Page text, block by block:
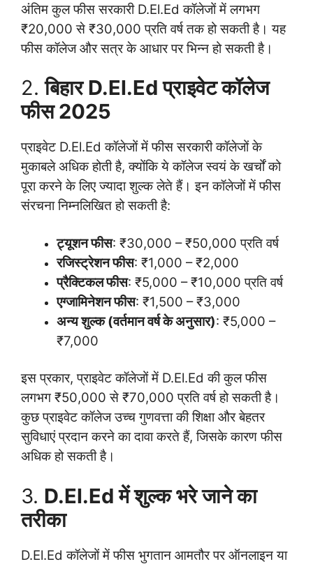
अंतिम कुल फीस सरकारी D.El.Ed कॉलेजों में लगभग
₹20,000 से ₹30,000 प्रति वर्ष तक हो सकती है। यह
फीस कॉलेज और सत्र के आधार पर भिन्न हो सकती है।
2.बिहार D.El.Ed प्राइवेट कॉलेज
फीस 2025
प्राइवेट D.El.Ed कॉलेजों में फीस सरकारी कॉलेजों के
मुकाबले अधिक होती है, क्योंकि ये कॉलेज स्वयं के खर्चों को
पूरा करने के लिए ज्यादा शुल्क लेते हैं। इन कॉलेजों में फीस
संरचना निम्नलिखित हो सकती है:
ट्यूशन फीस: ₹30,000 – ₹50,000 प्रति वर्ष
रजिस्ट्रेशन फीस: ₹1,000 – ₹2,000
प्रैक्टिकल फीस: ₹5,000 – ₹10,000 प्रति वर्ष
एग्जामिनेशन फीस: ₹1,500 – ₹3,000
अन्य शुल्क (वर्तमान वर्ष के अनुसार): ₹5,000 –
₹7,000
इस प्रकार, प्राइवेट कॉलेजों में D.El.Ed की कुल फीस
लगभग ₹50,000 से ₹70,000 प्रति वर्ष हो सकती है।
कुछ प्राइवेट कॉलेज उच्च गुणवत्ता की शिक्षा और बेहतर
सुविधाएं प्रदान करने का दावा करते हैं, जिसके कारण फीस
अधिक हो सकती है।
3. D.El.Ed में शुल्क भरे जाने का
तरीका
D.El.Ed कॉलेजों में फीस भुगतान आमतौर पर ऑनलाइन या